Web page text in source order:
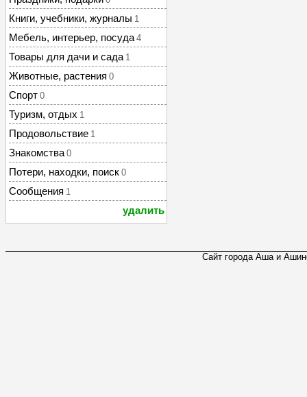
Книги, учебники, журналы 1
Мебель, интерьер, посуда 4
Товары для дачи и сада 1
Животные, растения 0
Спорт 0
Туризм, отдых 1
Продовольствие 1
Знакомства 0
Потери, находки, поиск 0
Сообщения 1
удалить
Сайт города Аша и